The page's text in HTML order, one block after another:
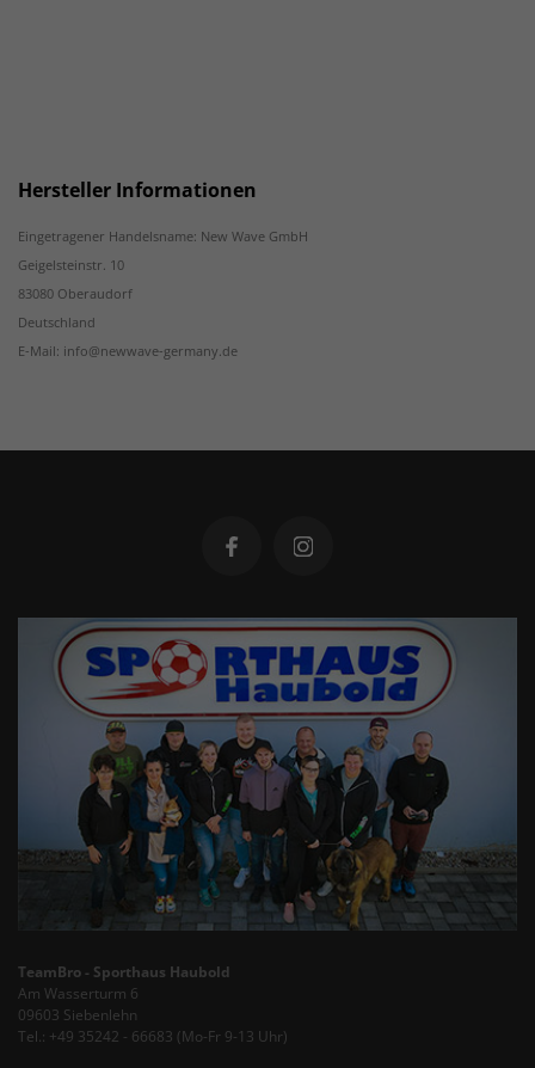
Hersteller Informationen
Eingetragener Handelsname: New Wave GmbH
Geigelsteinstr. 10
83080 Oberaudorf
Deutschland
E-Mail: info@newwave-germany.de
TeamBro - Sporthaus Haubold
Am Wasserturm 6
09603 Siebenlehn
Tel.: +49 35242 - 66683 (Mo-Fr 9-13 Uhr)